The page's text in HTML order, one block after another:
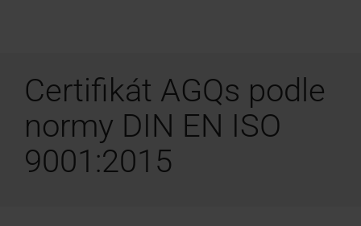
doporučených
montážních
firem
Doplňky pro střešní okna
doporučených
firem
Certifikát AGQs podle
normy DIN EN ISO
9001:2015